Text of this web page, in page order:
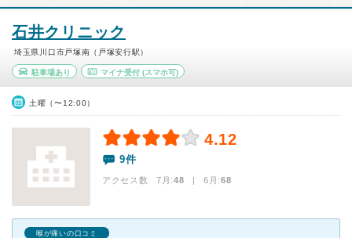
石井クリニック
埼玉県川口市戸塚南（戸塚安行駅）
駐車場あり マイナ受付(スマホ可)
土曜（〜12:00）
4.12
9件
アクセス数 7月:48 | 6月:68
喉が痛いの口コミ